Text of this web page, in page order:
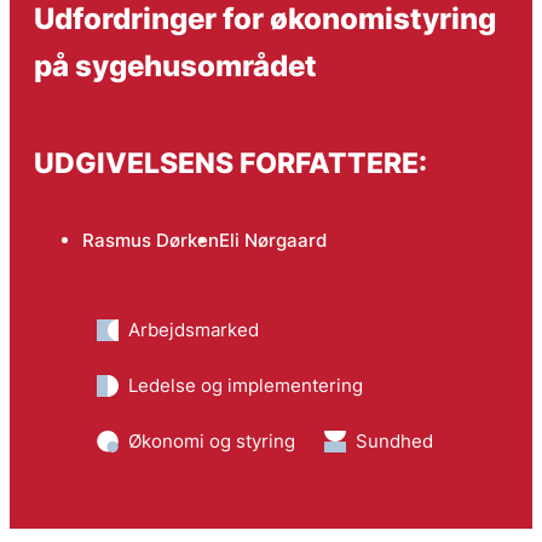
Udfordringer for økonomistyring
på sygehusområdet
UDGIVELSENS FORFATTERE:
Rasmus DørkenEli Nørgaard
Arbejdsmarked
Ledelse og implementering
Økonomi og styring Sundhed